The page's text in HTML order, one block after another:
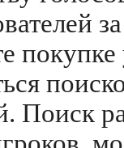
Поиск